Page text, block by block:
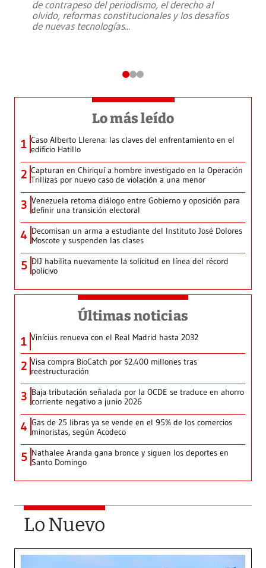
de contrapeso del periodismo, el derecho al
olvido, reformas constitucionales y los desafíos
de nuevas tecnologías...
Lo más leído
1 Caso Alberto Llerena: las claves del enfrentamiento en el
edificio Hatillo
2 Capturan en Chiriquí a hombre investigado en la Operación
Trillizas por nuevo caso de violación a una menor
3 Venezuela retoma diálogo entre Gobierno y oposición para
definir una transición electoral
4 Decomisan un arma a estudiante del Instituto José Dolores
Moscote y suspenden las clases
5 DIJ habilita nuevamente la solicitud en línea del récord
policivo
Últimas noticias
1 Vinícius renueva con el Real Madrid hasta 2032
2 Visa compra BioCatch por $2.400 millones tras
reestructuración
3 Baja tributación señalada por la OCDE se traduce en ahorro
corriente negativo a junio 2026
4 Gas de 25 libras ya se vende en el 95% de los comercios
minoristas, según Acodeco
5 Nathalee Aranda gana bronce y siguen los deportes en
Santo Domingo
Lo Nuevo